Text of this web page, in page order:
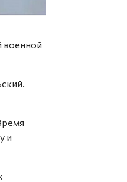
военной
и